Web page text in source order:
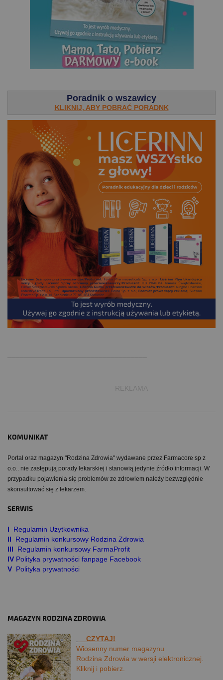
Poradnik o wszawicy
KLIKNIJ, ABY POBRAĆ PORADNK
___________________________REKLAMA
KOMUNIKAT
Portal oraz magazyn "Rodzina Zdrowia" wydawane przez Farmacore sp z
o.o.. nie zastępują porady lekarskiej i stanowią jedynie źródło informacji. W
przypadku pojawienia się problemów ze zdrowiem należy bezwzględnie
skonsultować się z lekarzem.
SERWIS
I Regulamin Użytkownika
II
Regulamin konkursowy Rodzina Zdrowia
III
Regulamin konkursowy FarmaProfit
IV Polityka prywatności fanpage Facebook
V Polityka prywatności
MAGAZYN RODZINA ZDROWIA
CZYTAJ!
Wiosenny numer magazynu
Rodzina Zdrowia w wersji elektronicznej.
Kliknij i pobierz.